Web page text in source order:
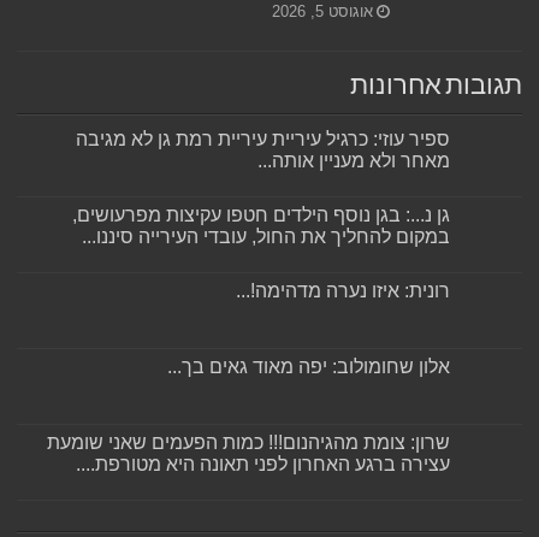
אוגוסט 5, 2026
תגובות אחרונות
ספיר עוזי: כרגיל עיריית עיריית רמת גן לא מגיבה
מאחר ולא מעניין אותה...
גן נ...: בגן נוסף הילדים חטפו עקיצות מפרעושים,
במקום להחליך את החול, עובדי העירייה סיננו...
רונית: איזו נערה מדהימה!...
אלון שחומולוב: יפה מאוד גאים בך...
שרון: צומת מהגיהנום!!! כמות הפעמים שאני שומעת
עצירה ברגע האחרון לפני תאונה היא מטורפת....